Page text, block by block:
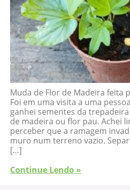
Muda de Flor de Madeira feita
Foi em uma visita a uma
ganhei sementes da
de madeira ou flor pau. Achei
perceber que a ramagem
muro num terreno vazio.
[…]
Continue Lendo »